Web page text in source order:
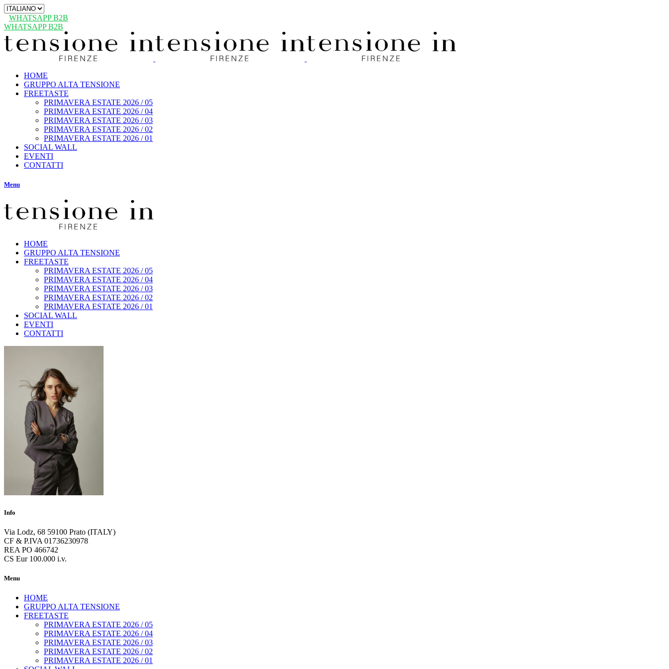
Scegli
una
lingua
WHATSAPP B2B
WHATSAPP B2B
HOME
GRUPPO ALTA TENSIONE
FREETASTE
PRIMAVERA ESTATE 2026 / 05
PRIMAVERA ESTATE 2026 / 04
PRIMAVERA ESTATE 2026 / 03
PRIMAVERA ESTATE 2026 / 02
PRIMAVERA ESTATE 2026 / 01
SOCIAL WALL
EVENTI
CONTATTI
Menu
HOME
GRUPPO ALTA TENSIONE
FREETASTE
PRIMAVERA ESTATE 2026 / 05
PRIMAVERA ESTATE 2026 / 04
PRIMAVERA ESTATE 2026 / 03
PRIMAVERA ESTATE 2026 / 02
PRIMAVERA ESTATE 2026 / 01
SOCIAL WALL
EVENTI
CONTATTI
Info
Via Lodz, 68 59100 Prato (ITALY)
CF & P.IVA 01736230978
REA PO 466742
CS Eur 100.000 i.v.
Menu
HOME
GRUPPO ALTA TENSIONE
FREETASTE
PRIMAVERA ESTATE 2026 / 05
PRIMAVERA ESTATE 2026 / 04
PRIMAVERA ESTATE 2026 / 03
PRIMAVERA ESTATE 2026 / 02
PRIMAVERA ESTATE 2026 / 01